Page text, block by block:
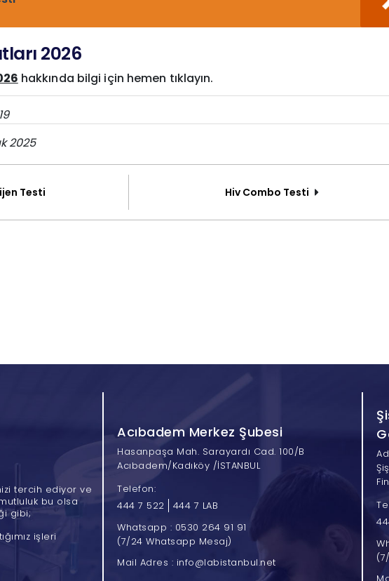
2026
hakkında bilgi için hemen tıklayın.
2025
Testi Hiv Combo Testi
tercih ediyor ve
bu olsa
gibi;
işleri
Acıbadem Merkez Şubesi
Hasanpaşa Mah. Sarayardı Cad. 100/B
Acıbadem/Kadıköy /İSTANBUL
Telefon:
444 7 522
444 7 LAB
Whatsapp : 0530 264 91 91
(7/24 Whatsapp Mesaj)
Mail Adres : info@labistanbul.net